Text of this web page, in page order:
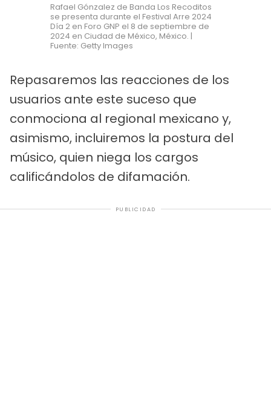
Rafael Gónzalez de Banda Los Recoditos
se presenta durante el Festival Arre 2024
Día 2 en Foro GNP el 8 de septiembre de
2024 en Ciudad de México, México. |
Fuente: Getty Images
Repasaremos las reacciones de los
usuarios ante este suceso que
conmociona al regional mexicano y,
asimismo, incluiremos la postura del
músico, quien niega los cargos
calificándolos de difamación.
PUBLICIDAD